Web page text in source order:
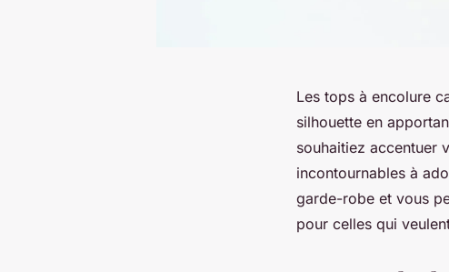
Les tops à encolure
silhouette en
souhaitiez accentuer
incontournables à
garde-robe et vous
pour celles qui